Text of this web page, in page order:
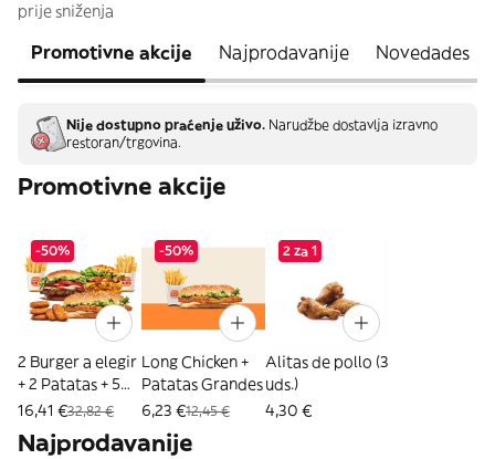
prije sniženja
Promotivne akcije Najprodavanije Novedades
Nije dostupno praćenje uživo. Narudžbe dostavlja izravno
restoran/trgovina.
Promotivne akcije
-50%
2 Burger a elegir
+ 2 Patatas + 5
Nuggets
16,41 €32,82 €
-50%
Long Chicken +
Patatas Grandes
6,23 €12,45 €
2 za 1
Alitas de pollo (3
uds.)
4,30 €
Najprodavanije